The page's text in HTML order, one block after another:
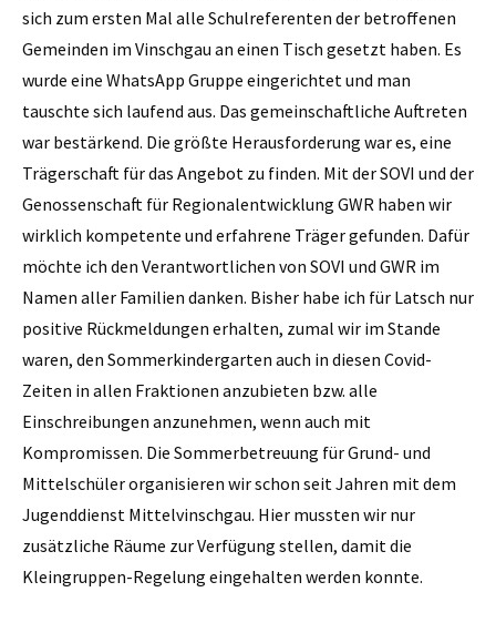
sich zum ersten Mal alle Schulreferenten der betroffenen
Gemeinden im Vinschgau an einen Tisch gesetzt haben. Es
wurde eine WhatsApp Gruppe eingerichtet und man
tauschte sich laufend aus. Das gemeinschaftliche Auftreten
war bestärkend. Die größte Herausforderung war es, eine
Trägerschaft für das Angebot zu finden. Mit der SOVI und der
Genossenschaft für Regionalentwicklung GWR haben wir
wirklich kompetente und erfahrene Träger gefunden. Dafür
möchte ich den Verantwortlichen von SOVI und GWR im
Namen aller Familien danken. Bisher habe ich für Latsch nur
positive Rückmeldungen erhalten, zumal wir im Stande
waren, den Sommerkindergarten auch in diesen Covid-
Zeiten in allen Fraktionen anzubieten bzw. alle
Einschreibungen anzunehmen, wenn auch mit
Kompromissen. Die Sommerbetreuung für Grund- und
Mittelschüler organisieren wir schon seit Jahren mit dem
Jugenddienst Mittelvinschgau. Hier mussten wir nur
zusätzliche Räume zur Verfügung stellen, damit die
Kleingruppen-Regelung eingehalten werden konnte.